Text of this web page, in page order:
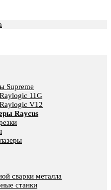
Supreme
11G
V12
Raycus
сварки металла
станки